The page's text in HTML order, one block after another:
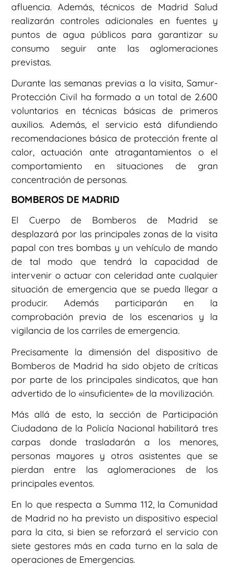
afluencia. Además, técnicos de Madrid Salud
realizarán controles adicionales en fuentes y
puntos de agua públicos para garantizar su
consumo seguir ante las aglomeraciones
previstas.
Durante las semanas previas a la visita, Samur-
Protección Civil ha formado a un total de 2.600
voluntarios en técnicas básicas de primeros
auxilios. Además, el servicio está difundiendo
recomendaciones básica de protección frente al
calor, actuación ante atragantamientos o el
comportamiento en situaciones de gran
concentración de personas.
BOMBEROS DE MADRID
El Cuerpo de Bomberos de Madrid se
desplazará por las principales zonas de la visita
papal con tres bombas y un vehículo de mando
de tal modo que tendrá la capacidad de
intervenir o actuar con celeridad ante cualquier
situación de emergencia que se pueda llegar a
producir. Además participarán en la
comprobación previa de los escenarios y la
vigilancia de los carriles de emergencia.
Precisamente la dimensión del dispositivo de
Bomberos de Madrid ha sido objeto de críticas
por parte de los principales sindicatos, que han
advertido de lo «insuficiente» de la movilización.
Más allá de esto, la sección de Participación
Ciudadana de la Policía Nacional habilitará tres
carpas donde trasladarán a los menores,
personas mayores y otros asistentes que se
pierdan entre las aglomeraciones de los
principales eventos.
En lo que respecta a Summa 112, la Comunidad
de Madrid no ha previsto un dispositivo especial
para la cita, si bien se reforzará el servicio con
siete gestores más en cada turno en la sala de
operaciones de Emergencias.